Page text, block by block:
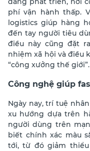
phí vận hành thấp.
logistics giúp hàng
đến tay người tiêu
điều này cũng đặt
nhiệm xã hội và điều
“công xưởng thế giới”.
Công nghệ giúp
Ngày nay, trí tuệ
xu hướng dựa trên
người dùng trên
biết chính xác màu
tới, từ đó giảm